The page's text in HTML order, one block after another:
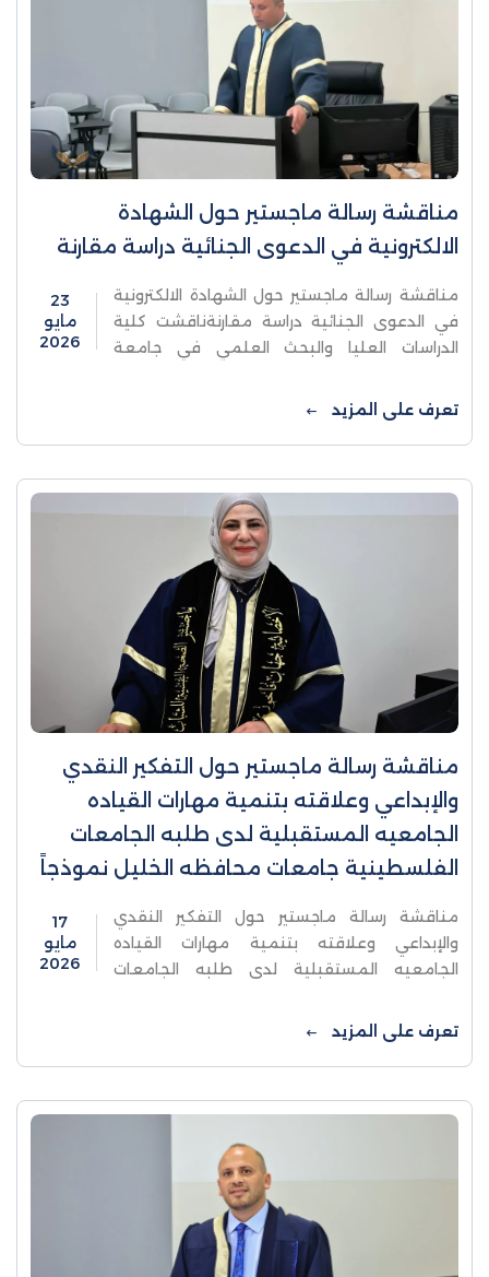
مناقشة رسالة ماجستير حول الشهادة
الالكترونية في الدعوى الجنائية دراسة مقارنة
مناقشة رسالة ماجستير حول الشهادة الالكترونية
في الدعوى الجنائية دراسة مقارنةناقشت كلية
الدراسات العليا والبحث العلمي في جامعة
مهند نايف محمد حريري والموسومة الشهادة ...
23
مايو
2026
تعرف على المزيد
مناقشة رسالة ماجستير حول التفكير النقدي
والإبداعي وعلاقته بتنمية مهارات القياده
الجامعيه المستقبلية لدى طلبه الجامعات
الفلسطينية جامعات محافظه الخليل نموذجاً
مناقشة رسالة ماجستير حول التفكير النقدي
والإبداعي وعلاقته بتنمية مهارات القياده
الجامعيه المستقبلية لدى طلبه الجامعات
نموذجاًناقشت كلية الدراسات العليا والبحث
العلمي في جامعة الاستقلال يوم ...
17
مايو
2026
تعرف على المزيد